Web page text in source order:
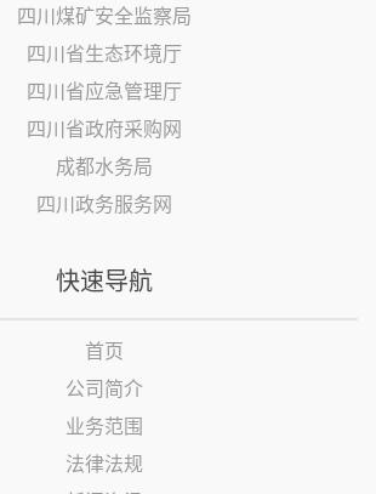
四川煤矿安全监察局
四川省生态环境厅
四川省应急管理厅
四川省政府采购网
成都水务局
四川政务服务网
快速导航
首页
公司简介
业务范围
法律法规